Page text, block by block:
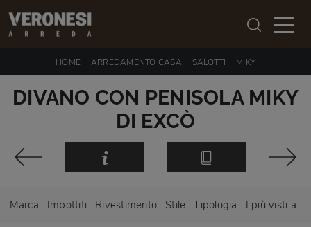
HOME - ARREDAMENTO CASA - SALOTTI - MIKY
DIVANO CON PENISOLA MIKY
DI EXCÒ
Marca Imbottiti Rivestimento Stile Tipologia I più visti a :